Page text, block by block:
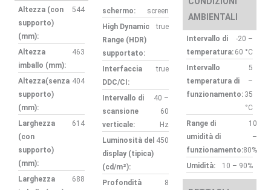
Altezza (con
supporto)
(mm):
544
Altezza
imballo (mm):
463
Altezza(senza
supporto)
(mm):
404
Larghezza
(con
supporto)
(mm):
614
Larghezza
688
schermo:
screen
High Dynamic
Range (HDR)
supportato:
true
Interfaccia
DDC/CI:
true
Intervallo di
scansione
verticale:
40 –
60
Hz
Luminosità del
display (tipica)
(cd/m²):
450
Profondità
8
AMBIENTALI
Intervallo di
temperatura:
-20 –
60 °C
Intervallo
temperatura di
funzionamento:
5
–
35
°C
Range di
umidità di
funzionamento:
10
–
80%
Umidità:
10 – 90%